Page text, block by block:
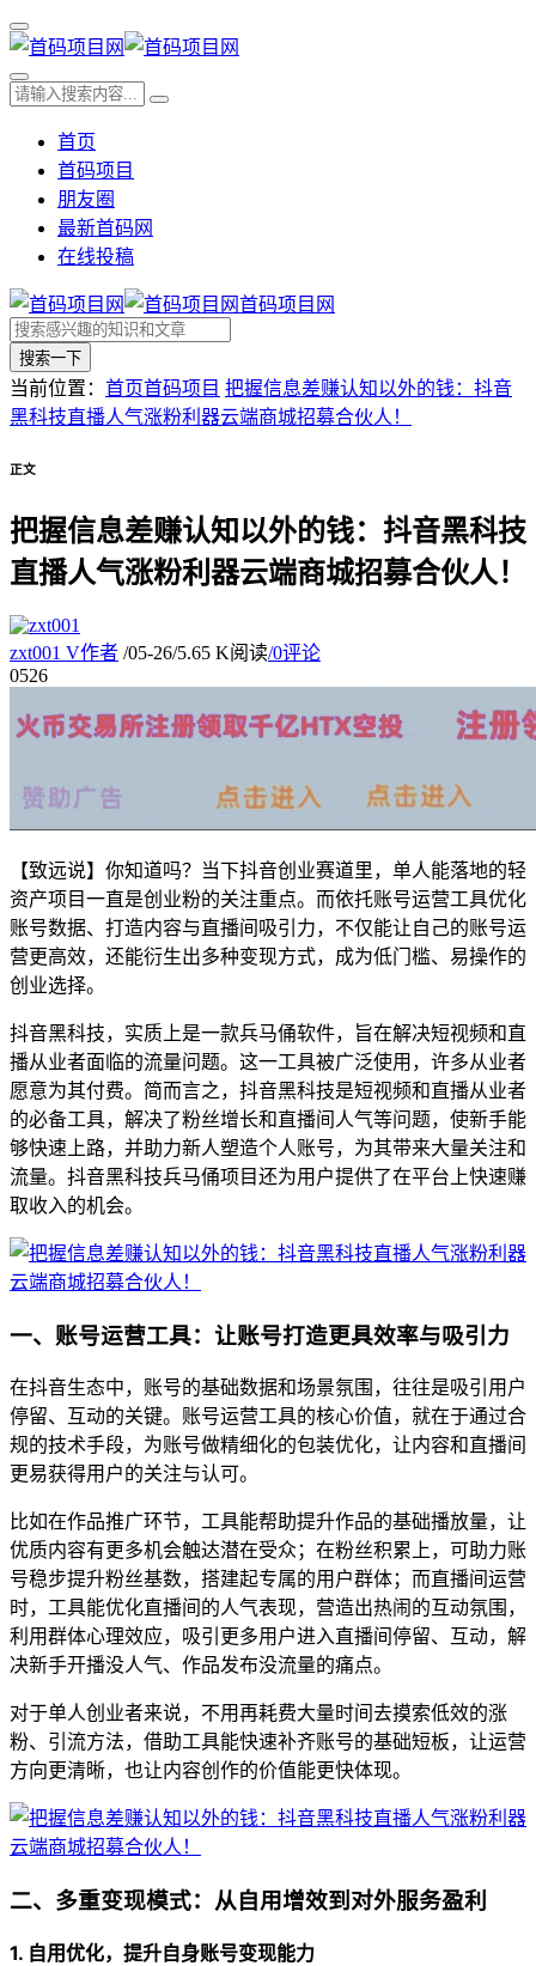
首页
首码项目
朋友圈
最新首码网
在线投稿
首码项目网
搜索一下
当前位置： 首页首码项目 把握信息差赚认知以外的钱：抖音
黑科技直播人气涨粉利器云端商城招募合伙人！
正文
把握信息差赚认知以外的钱：抖音黑科技
直播人气涨粉利器云端商城招募合伙人！
zxt001 V作者 /05-26/5.65 K阅读/0评论
0526
【致远说】你知道吗？当下抖音创业赛道里，单人能落地的轻
资产项目一直是创业粉的关注重点。而依托账号运营工具优化
账号数据、打造内容与直播间吸引力，不仅能让自己的账号运
营更高效，还能衍生出多种变现方式，成为低门槛、易操作的
创业选择。
抖音黑科技，实质上是一款兵马俑软件，旨在解决短视频和直
播从业者面临的流量问题。这一工具被广泛使用，许多从业者
愿意为其付费。简而言之，抖音黑科技是短视频和直播从业者
的必备工具，解决了粉丝增长和直播间人气等问题，使新手能
够快速上路，并助力新人塑造个人账号，为其带来大量关注和
流量。抖音黑科技兵马俑项目还为用户提供了在平台上快速赚
取收入的机会。
一、账号运营工具：让账号打造更具效率与吸引力
在抖音生态中，账号的基础数据和场景氛围，往往是吸引用户
停留、互动的关键。账号运营工具的核心价值，就在于通过合
规的技术手段，为账号做精细化的包装优化，让内容和直播间
更易获得用户的关注与认可。
比如在作品推广环节，工具能帮助提升作品的基础播放量，让
优质内容有更多机会触达潜在受众；在粉丝积累上，可助力账
号稳步提升粉丝基数，搭建起专属的用户群体；而直播间运营
时，工具能优化直播间的人气表现，营造出热闹的互动氛围，
利用群体心理效应，吸引更多用户进入直播间停留、互动，解
决新手开播没人气、作品发布没流量的痛点。
对于单人创业者来说，不用再耗费大量时间去摸索低效的涨
粉、引流方法，借助工具能快速补齐账号的基础短板，让运营
方向更清晰，也让内容创作的价值能更快体现。
二、多重变现模式：从自用增效到对外服务盈利
1. 自用优化，提升自身账号变现能力